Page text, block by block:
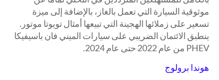
موثوقية السيارة التي تعمل بالغاز، بالإضافة إلى ميزة
تسعير على زملائها الهجينة التي تبيعها أمثال تويوتا موتور.
ينطبق الائتمان الضريبي على سيارات الميني فان باسيفيكا
PHEV من عام 2022 حتى عام 2024.
هوندا برولوج